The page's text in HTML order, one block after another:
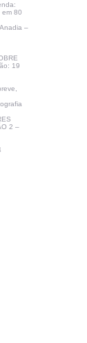
em 80
–
19
2 –